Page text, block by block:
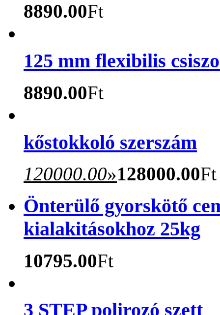
8890.00Ft
125 mm flexibilis
8890.00Ft
kőstokkoló szerszám
120000.00»128000.00Ft
Önterülő gyorskötő
kialakitásokhoz 25kg
10795.00Ft
3 STEP polirozó szett